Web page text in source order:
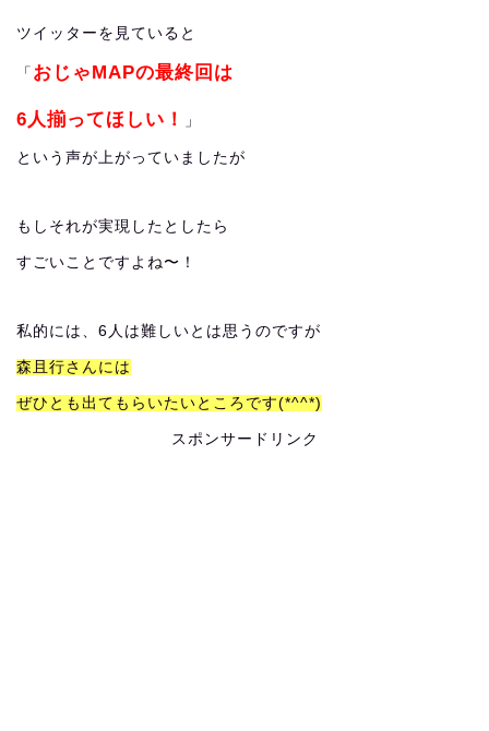
ツイッターを見ていると
「 おじゃMAPの最終回は
6人揃ってほしい！ 」
という声が上がっていましたが
もしそれが実現したとしたら
すごいことですよね〜！
私的には、6人は難しいとは思うのですが
森且行さんには
ぜひとも出てもらいたいところです(*^^*)
スポンサードリンク